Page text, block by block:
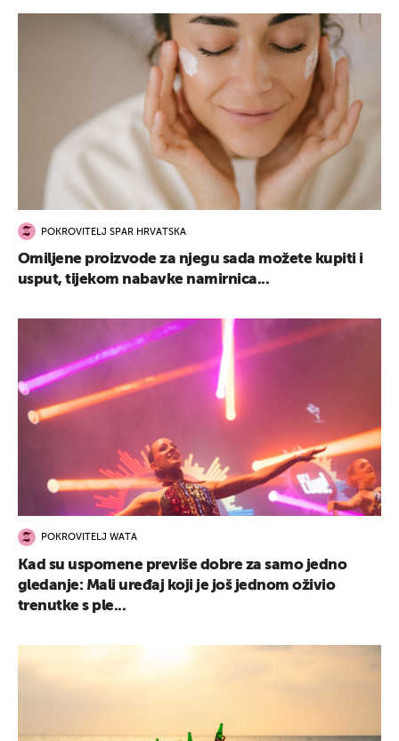
POKROVITELJ SPAR HRVATSKA
Omiljene proizvode za njegu sada možete kupiti i
usput, tijekom nabavke namirnica...
POKROVITELJ WATA
Kad su uspomene previše dobre za samo jedno
gledanje: Mali uređaj koji je još jednom oživio
trenutke s ple...